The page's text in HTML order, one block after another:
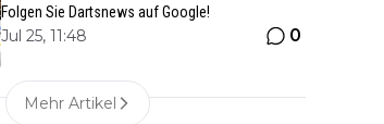
Folgen Sie Dartsnews auf Google!
Jul 25, 11:48 0
Mehr Artikel